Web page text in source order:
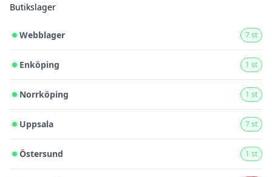
Butikslager
Webblager 7 st
Enköping 1 st
Norrköping 1 st
Uppsala 7 st
Östersund 1 st